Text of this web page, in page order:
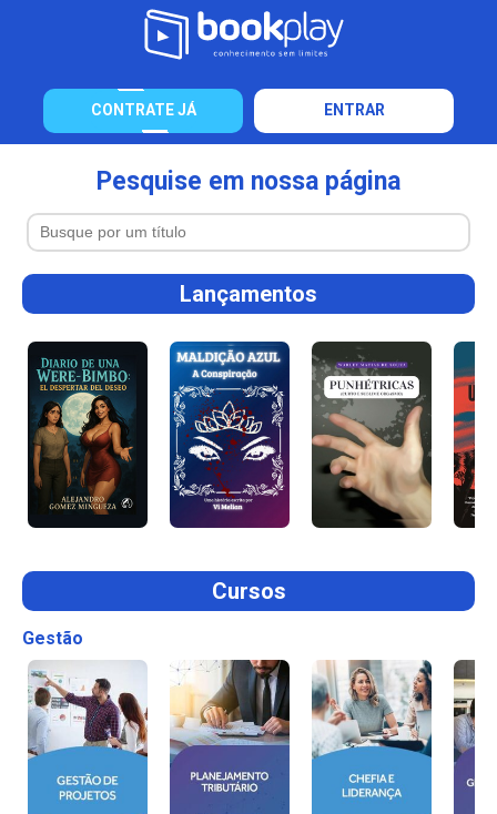
CONTRATE JÁ ENTRAR
Pesquise em nossa página
Lançamentos
Cursos
Gestão